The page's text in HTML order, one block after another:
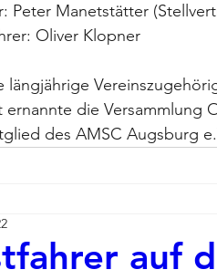
Peter Manetstätter
Oliver Klopner
längjährige
ernannte die Versammlung
des AMSC Augsburg
auf